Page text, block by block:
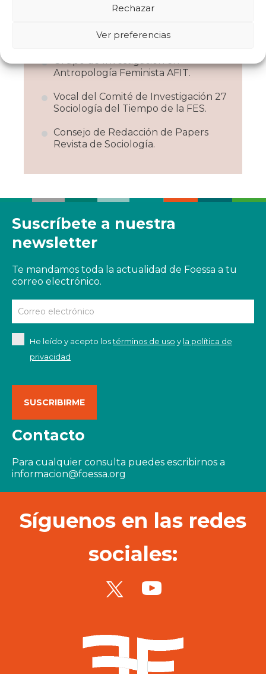
Rechazar
Ver preferencias
Colectivos a los que
pertenece
Grupo de Investigación en
Antropología Feminista AFIT.
Vocal del Comité de Investigación 27
Sociología del Tiempo de la FES.
Consejo de Redacción de Papers
Revista de Sociología.
Suscríbete a nuestra
newsletter
Te mandamos toda la actualidad de Foessa a tu
correo electrónico.
He leído y acepto lostérminos de uso y la política de
privacidad
Contacto
Para cualquier consulta puedes escribirnos a
informacion@foessa.org
Síguenos en las redes
sociales: